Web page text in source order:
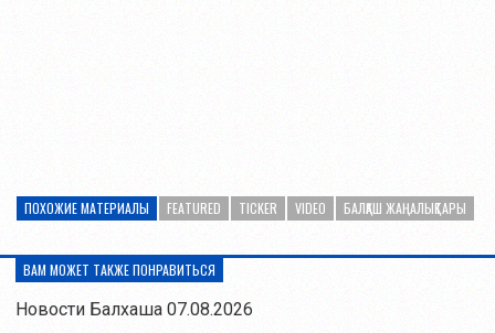
ПОХОЖИЕ МАТЕРИАЛЫ FEATURED TICKER VIDEO БАЛҚАШ ЖАҢАЛЫҚТАРЫ
ВАМ МОЖЕТ ТАКЖЕ ПОНРАВИТЬСЯ
Новости Балхаша 07.08.2026